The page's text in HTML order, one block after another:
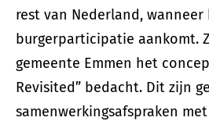
rest van Nederland, wanneer
burgerparticipatie aankomt.
gemeente Emmen het
Revisited” bedacht. Dit zijn
samenwerkingsafspraken